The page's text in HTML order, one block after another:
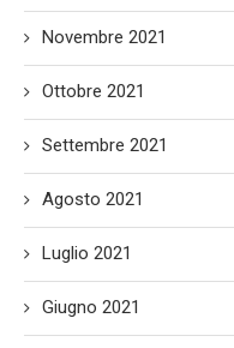
Novembre 2021
Ottobre 2021
Settembre 2021
Agosto 2021
Luglio 2021
Giugno 2021